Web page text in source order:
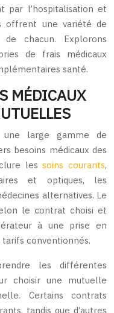
par l’hospitalisation et
offrent une variété de
chacun. Explorons
de frais médicaux
santé.
MÉDICAUX
une large gamme de
besoins médicaux des
lessoins courants,
et optiques, les
alternatives. Le
le contrat choisi et
à une prise en
conventionnés.
les différentes
choisir une mutuelle
Certains contrats
tandis que d’autres